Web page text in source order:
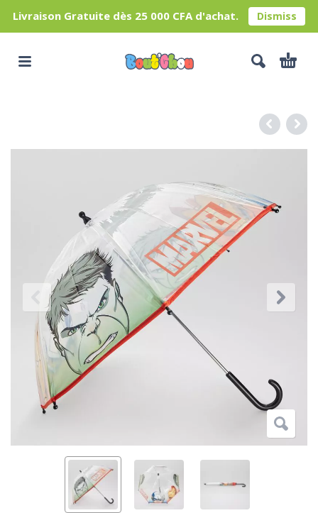
Livraison Gratuite dès 25 000 CFA d'achat. Dismiss